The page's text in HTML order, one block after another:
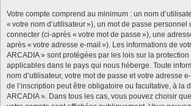
Votre compte comprend au minimum : un nom
« votre nom d’utilisateur »), un mot de passe personnel
connecter (ci-après « votre mot de passe »), une
après « votre adresse e-mail »). Les informations de
ARCADIA » sont protégées par les lois sur la
applicables dans le pays qui nous héberge. Toute
nom d’utilisateur, votre mot de passe et votre adresse
de l’inscription peut être obligatoire ou facultative, à la
ARCADIA ». Dans tous les cas, vous pouvez choisir